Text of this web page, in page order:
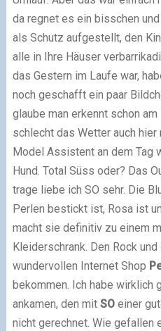
da regnet es ein bisschen
als Schutz aufgestellt, den
alle in Ihre Häuser
das Gestern im Laufe war,
noch geschafft ein paar
glaube man erkennt schon
schlecht das Wetter auch hier
Model Assistent an dem Tag
Hund. Total Süss oder? Das
trage liebe ich SO sehr. Die
Perlen bestickt ist, Rosa ist
macht sie definitiv zu einem
Kleiderschrank. Den Rock
wundervollen Internet Shop
bekommen. Ich habe wirklich
ankamen, den mit SOeiner
nicht gerechnet. Wie gefallen